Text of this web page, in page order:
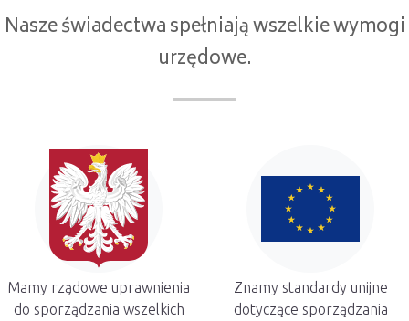
Nasze świadectwa spełniają wszelkie wymogi
urzędowe.
Mamy rządowe uprawnienia
do sporządzania wszelkich
Znamy standardy unijne
dotyczące sporządzania